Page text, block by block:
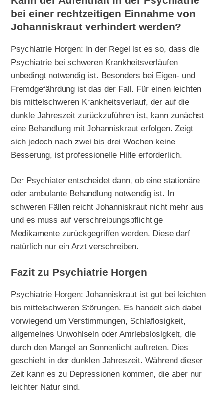
bei einer rechtzeitigen Einnahme von
Johanniskraut verhindert werden?
Psychiatrie Horgen: In der Regel ist es so, dass die
Psychiatrie bei schweren Krankheitsverläufen
unbedingt notwendig ist. Besonders bei Eigen- und
Fremdgefährdung ist das der Fall. Für einen leichten
bis mittelschweren Krankheitsverlauf, der auf die
dunkle Jahreszeit zurückzuführen ist, kann zunächst
eine Behandlung mit Johanniskraut erfolgen. Zeigt
sich jedoch nach zwei bis drei Wochen keine
Besserung, ist professionelle Hilfe erforderlich.
Der Psychiater entscheidet dann, ob eine stationäre
oder ambulante Behandlung notwendig ist. In
schweren Fällen reicht Johanniskraut nicht mehr aus
und es muss auf verschreibungspflichtige
Medikamente zurückgegriffen werden. Diese darf
natürlich nur ein Arzt verschreiben.
Fazit zu Psychiatrie Horgen
Psychiatrie Horgen: Johanniskraut ist gut bei leichten
bis mittelschweren Störungen. Es handelt sich dabei
vorwiegend um Verstimmungen, Schlaflosigkeit,
allgemeines Unwohlsein oder Antriebslosigkeit, die
durch den Mangel an Sonnenlicht auftreten. Dies
geschieht in der dunklen Jahreszeit. Während dieser
Zeit kann es zu Depressionen kommen, die aber nur
leichter Natur sind.